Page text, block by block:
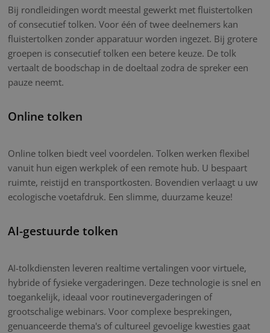
Bij rondleidingen wordt meestal gewerkt met fluistertolken
of consecutief tolken. Voor één of twee deelnemers kan
fluistertolken zonder apparatuur worden ingezet. Bij grotere
groepen is consecutief tolken een betere keuze. De tolk
vertaalt de boodschap in de doeltaal zodra de spreker een
pauze neemt.
Online tolken
Online tolken biedt veel voordelen. Tolken werken flexibel
vanuit hun eigen werkplek of een remote hub. U bespaart
ruimte, reistijd en transportkosten. Bovendien verlaagt u uw
ecologische voetafdruk. Een slimme, duurzame keuze!
AI-gestuurde tolken
AI-tolkdiensten leveren realtime vertalingen voor virtuele,
hybride of fysieke vergaderingen. Deze technologie is snel en
toegankelijk, ideaal voor routinevergaderingen of
grootschalige webinars. Voor complexe besprekingen,
genuanceerde thema's of cultureel gevoelige kwesties gaat